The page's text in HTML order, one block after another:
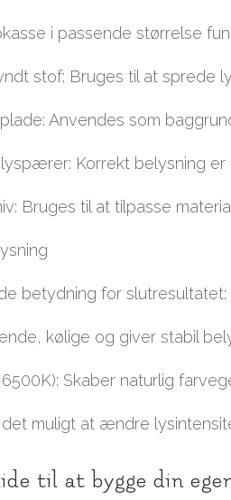
i passende størrelse
stof: Bruges til at sprede
Anvendes som
Korrekt belysning
Bruges til at tilpasse
betydning for slutresultatet:
kølige og giver stabil
Skaber naturlig
det muligt at ændre
til at bygge din